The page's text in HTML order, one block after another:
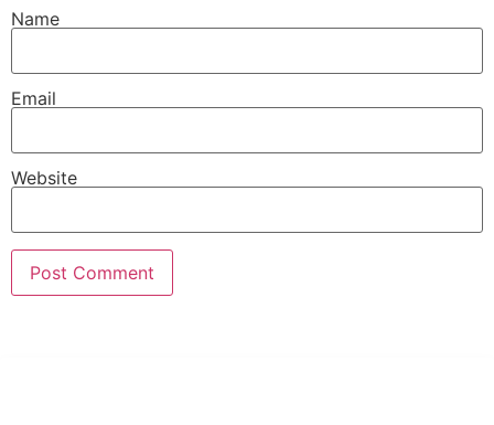
Name
Email
Website